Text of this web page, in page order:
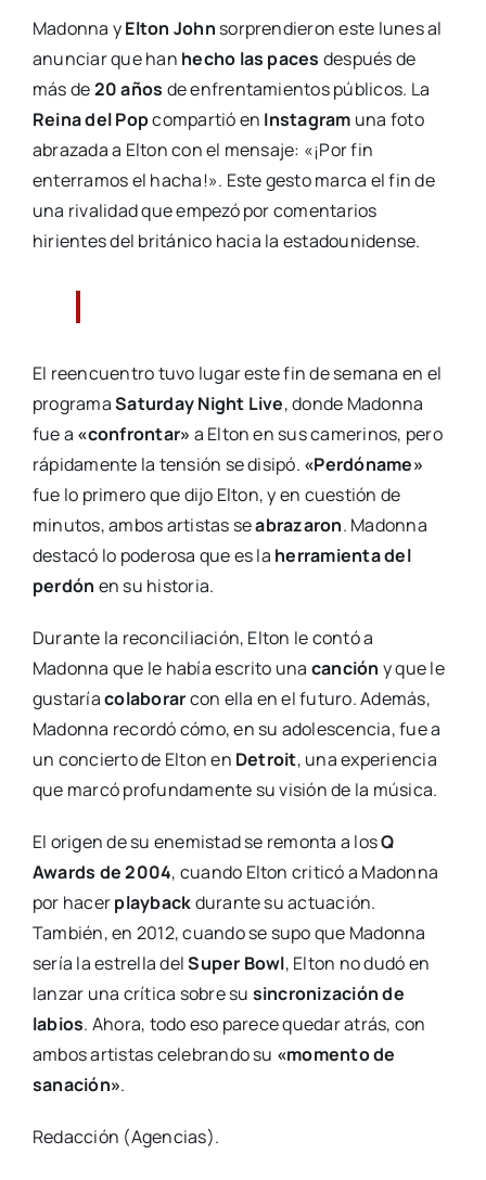
Madonna yElton John sorprendieron este lunes al
anunciar que han hecho las paces después de
más de20 años de enfrentamientos públicos. La
Reina del Popcompartió en Instagram una foto
abrazada a Elton con el mensaje: «¡Por fin
enterramos el hacha!». Este gesto marca el fin de
una rivalidad que empezó por comentarios
hirientes del británico hacia la estadounidense.
El reencuentro tuvo lugar este fin de semana en el
programaSaturday Night Live, donde Madonna
fue a «confrontar» a Elton en sus camerinos, pero
rápidamente la tensión se disipó. «Perdóname»
fue lo primero que dijo Elton, y en cuestión de
minutos, ambos artistas seabrazaron. Madonna
destacó lo poderosa que es la herramienta del
perdón en su historia.
Durante la reconciliación, Elton le contó a
Madonna que le había escrito una canción y que le
gustaríacolaborarcon ella en el futuro. Además,
Madonna recordó cómo, en su adolescencia, fue a
un concierto de Elton en Detroit, una experiencia
que marcó profundamente su visión de la música.
El origen de su enemistad se remonta a losQ
Awards de 2004, cuando Elton criticó a Madonna
por hacerplaybackdurante su actuación.
También, en 2012, cuando se supo que Madonna
sería la estrella delSuper Bowl, Elton no dudó en
lanzar una crítica sobre su sincronización de
labios. Ahora, todo eso parece quedar atrás, con
ambos artistas celebrando su «momento de
sanación».
Redacción (Agencias).